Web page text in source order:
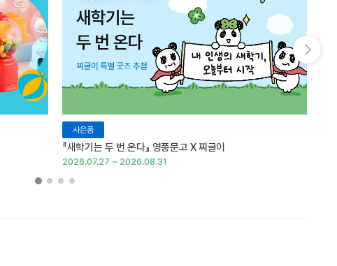
사은품
『새학기는 두 번 온다』 영풍문고 X 찌글이
2026.07.27 ~ 2026.08.31